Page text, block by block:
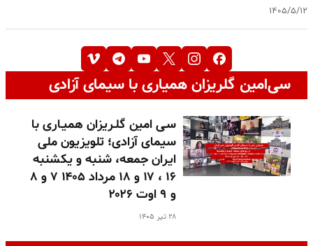
۱۴۰۵/۵/۱۲
سی‌امین گلریزان همیاری با سیمای آزادی
سـی امین گلـریزان همیـاری با
سیمای آزادی؛ تلویزیون ملی
ایران جمعه، شنبه و یکشنبه
۱۶ ، ۱۷ و ۱۸ مرداد ۱۴۰۵ ۷ و ۸
و ۹ اوت ۲۰۲۶
۲۸ تیر ۱۴۰۵